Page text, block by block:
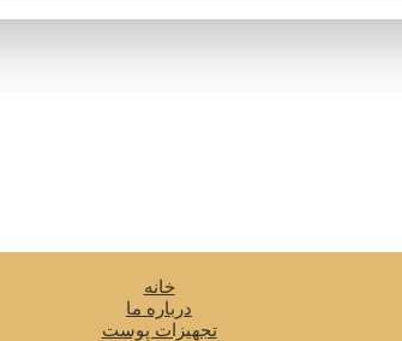
خانه
درباره ما
تجهیزات پوست